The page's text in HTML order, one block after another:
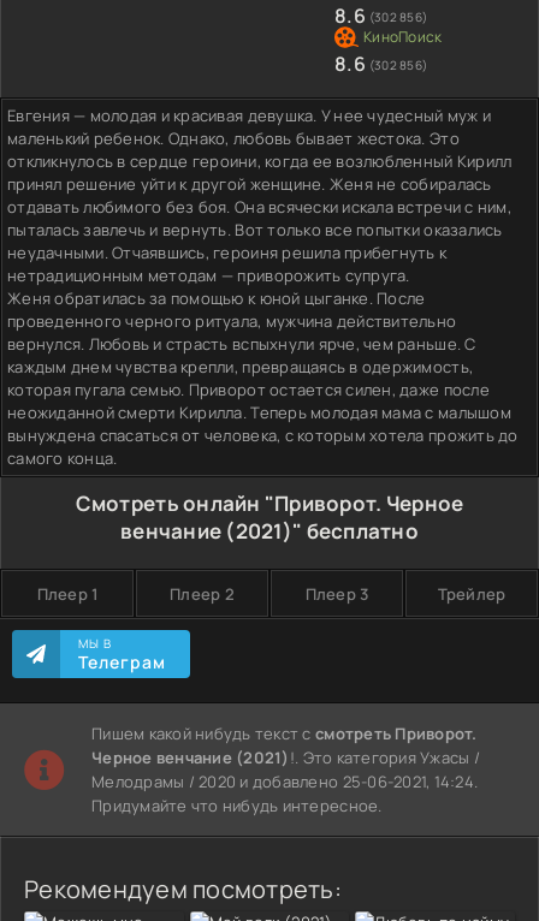
8.6 (302 856)
8.6 (302 856)
Евгения — молодая и красивая девушка. У нее чудесный муж и
маленький ребенок. Однако, любовь бывает жестока. Это
откликнулось в сердце героини, когда ее возлюбленный Кирилл
принял решение уйти к другой женщине. Женя не собиралась
отдавать любимого без боя. Она всячески искала встречи с ним,
пыталась завлечь и вернуть. Вот только все попытки оказались
неудачными. Отчаявшись, героиня решила прибегнуть к
нетрадиционным методам — приворожить супруга.
Женя обратилась за помощью к юной цыганке. После
проведенного черного ритуала, мужчина действительно
вернулся. Любовь и страсть вспыхнули ярче, чем раньше. С
каждым днем чувства крепли, превращаясь в одержимость,
которая пугала семью. Приворот остается силен, даже после
неожиданной смерти Кирилла. Теперь молодая мама с малышом
вынуждена спасаться от человека, с которым хотела прожить до
самого конца.
Смотреть онлайн "Приворот. Черное
венчание (2021)" бесплатно
Плеер 1 Плеер 2 Плеер 3 Трейлер
МЫ В
Телеграм
Пишем какой нибудь текст ссмотреть Приворот.
Черное венчание (2021) !. Это категория Ужасы /
Мелодрамы / 2020 и добавлено 25-06-2021, 14:24.
Придумайте что нибудь интересное.
Рекомендуем посмотреть: